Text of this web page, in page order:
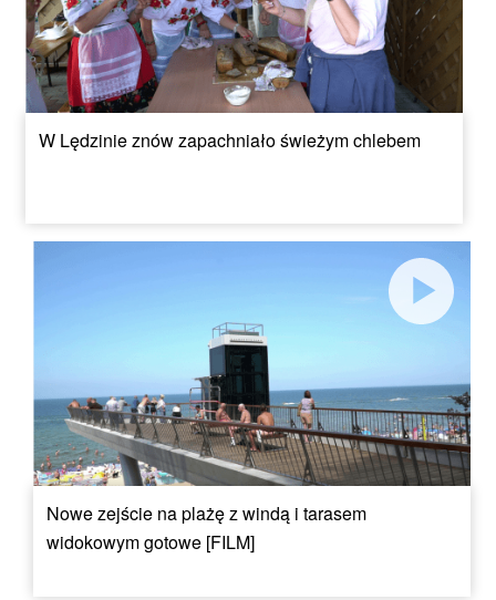
W Lędzinie znów zapachniało świeżym chlebem
Nowe zejście na plażę z windą i tarasem
widokowym gotowe [FILM]